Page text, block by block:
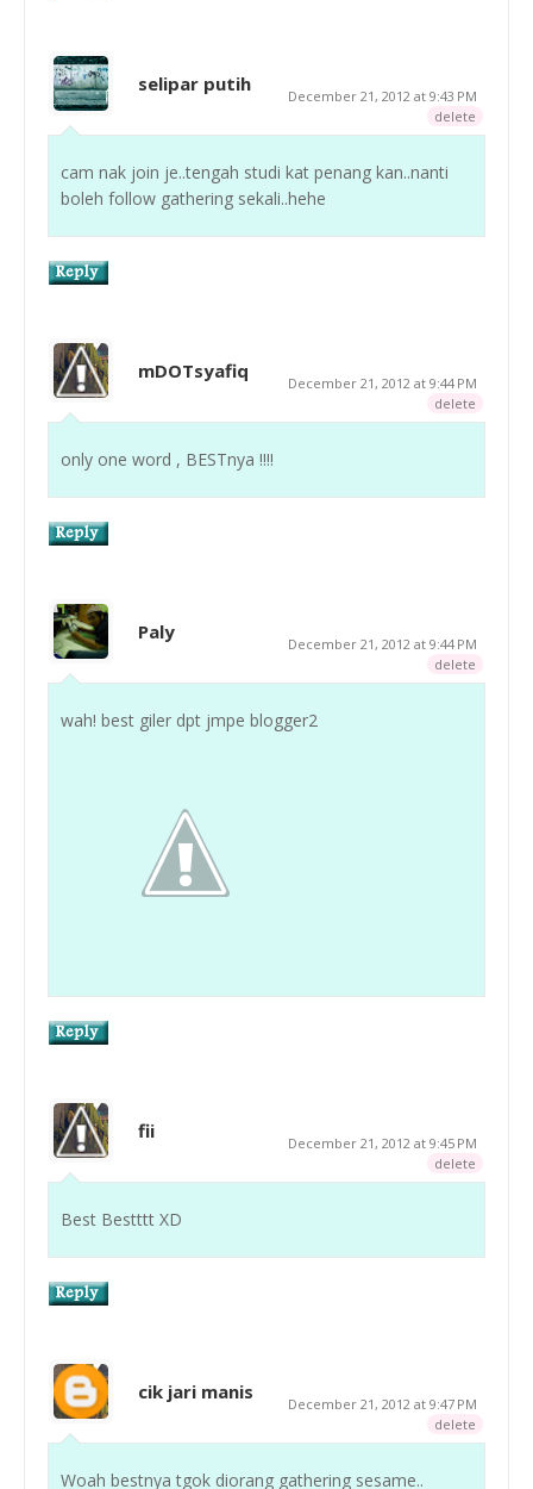
selipar putih
December 21, 2012 at 9:43 PM
delete
cam nak join je..tengah studi kat penang kan..nanti
boleh follow gathering sekali..hehe
mDOTsyafiq
December 21, 2012 at 9:44 PM
delete
only one word , BESTnya !!!!
Paly
December 21, 2012 at 9:44 PM
delete
wah! best giler dpt jmpe blogger2
fii
December 21, 2012 at 9:45 PM
delete
Best Bestttt XD
cik jari manis
December 21, 2012 at 9:47 PM
delete
Woah bestnya tgok diorang gathering sesame..